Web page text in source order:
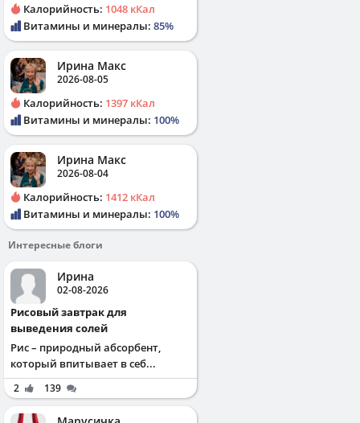
Калорийность: 1048 кКал
Витамины и минералы: 85%
Ирина Макс
2026-08-05
Калорийность: 1397 кКал
Витамины и минералы: 100%
Ирина Макс
2026-08-04
Калорийность: 1412 кКал
Витамины и минералы: 100%
Интересные блоги
Ирина
02-08-2026
Рисовый завтрак для
выведения солей
Рис – природный абсорбент,
который впитывает в себ...
2 139